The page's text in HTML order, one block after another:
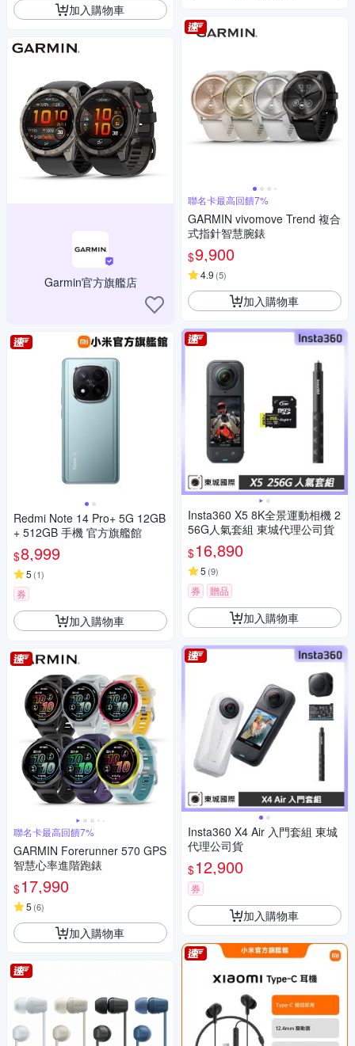
加入購物車
Garmin官方旗艦店
Redmi Note 14 Pro+ 5G 12GB
+ 512GB 手機 官方旗艦館
$8,999
5 (1)
券
加入購物車
聯名卡最高回饋7%
GARMIN Forerunner 570 GPS
智慧心率進階跑錶
$17,990
5 (6)
加入購物車
聯名卡最高回饋7%
GARMIN vivomove Trend 複合
式指針智慧腕錶
$9,900
4.9 (5)
加入購物車
Insta360 X5 8K全景運動相機 2
56G人氣套組 東城代理公司貨
$16,890
5 (9)
券 贈品
加入購物車
Insta360 X4 Air 入門套組 東城
代理公司貨
$12,900
券
加入購物車